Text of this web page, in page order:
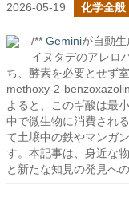
2026-05-19 化学全般
/** Geminiが自動
イヌタデのアレロ
ち、酵素を必要とせず
methoxy-2-
よると、このギ酸は最
中で微生物に消費され
て土壌中の鉄やマンガ
す。本記事は、身近な
と新たな知見の発見へ